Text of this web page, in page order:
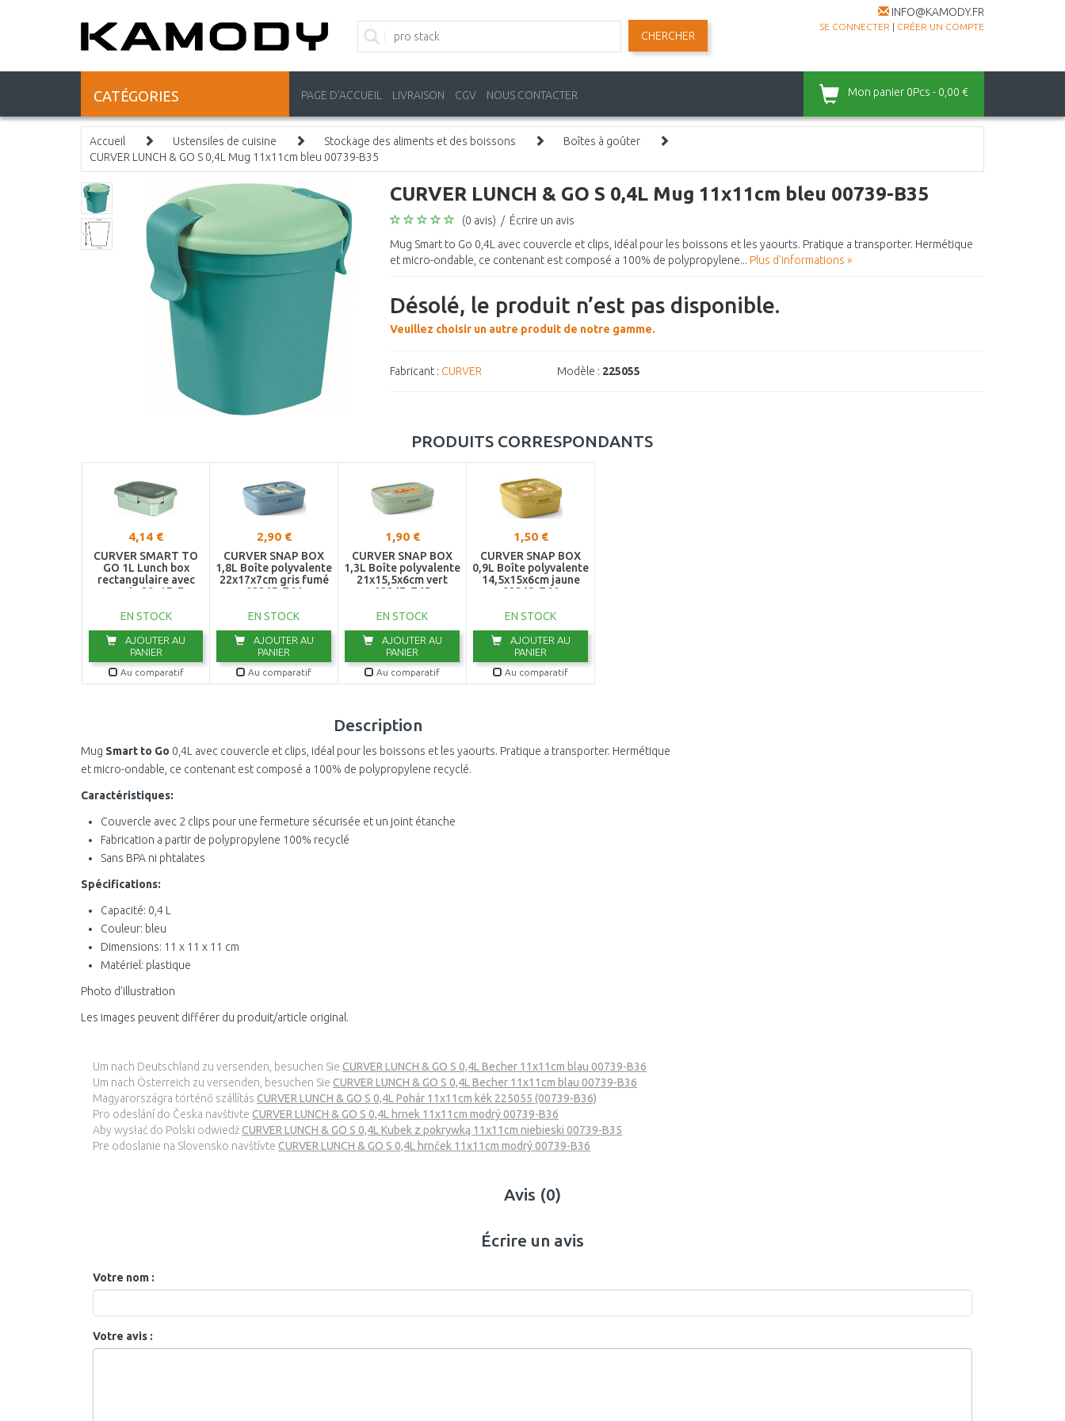
INFO@KAMODY.FR
SE CONNECTER | CRÉER UN COMPTE
CHERCHER
CATÉGORIES PAGE D'ACCUEIL LIVRAISON CGV NOUS CONTACTER Mon panier 0Pcs - 0,00 €
Accueil Ustensiles de cuisine Stockage des aliments et des boissons
Boîtes à goûter
CURVER LUNCH & GO S 0,4L Mug 11x11cm bleu 00739-B35
CURVER LUNCH & GO S 0,4L Mug 11x11cm bleu 00739-B35
(0 avis) / Écrire un avis
Mug Smart to Go 0,4L avec couvercle et clips, idéal pour les boissons et les yaourts. Pratique a transporter. Hermétique
et micro-ondable, ce contenant est composé a 100% de polypropylene... Plus d'informations »
Désolé, le produit n’est pas disponible.
Veuillez choisir un autre produit de notre gamme.
Fabricant : CURVER Modèle : 225055
PRODUITS CORRESPONDANTS
4,14 €
CURVER SMART TO
GO 1L Lunch box
rectangulaire avec
couverts 20x15x7cm
EN STOCK
AJOUTER AU
PANIER
Au comparatif
2,90 €
CURVER SNAP BOX
1,8L Boîte polyvalente
22x17x7cm gris fumé
02265-Z64
EN STOCK
AJOUTER AU
PANIER
Au comparatif
1,90 €
CURVER SNAP BOX
1,3L Boîte polyvalente
21x15,5x6cm vert
02267-Z65
EN STOCK
AJOUTER AU
PANIER
Au comparatif
1,50 €
CURVER SNAP BOX
0,9L Boîte polyvalente
14,5x15x6cm jaune
02268-Z66
EN STOCK
AJOUTER AU
PANIER
Au comparatif
Description
Mug Smart to Go 0,4L avec couvercle et clips, idéal pour les boissons et les yaourts. Pratique a transporter. Hermétique
et micro-ondable, ce contenant est composé a 100% de polypropylene recyclé.
Caractéristiques:
Couvercle avec 2 clips pour une fermeture sécurisée et un joint étanche
Fabrication a partir de polypropylene 100% recyclé
Sans BPA ni phtalates
Spécifications:
Capacité: 0,4 L
Couleur: bleu
Dimensions: 11 x 11 x 11 cm
Matériel: plastique
Photo d'illustration
Les images peuvent différer du produit/article original.
Um nach Deutschland zu versenden, besuchen Sie CURVER LUNCH & GO S 0,4L Becher 11x11cm blau 00739-B36
Um nach Österreich zu versenden, besuchen Sie CURVER LUNCH & GO S 0,4L Becher 11x11cm blau 00739-B36
Magyarországra történő szállítás CURVER LUNCH & GO S 0,4L Pohár 11x11cm kék 225055 (00739-B36)
Pro odeslání do Česka navštivte CURVER LUNCH & GO S 0,4L hrnek 11x11cm modrý 00739-B36
Aby wysłać do Polski odwiedźCURVER LUNCH & GO S 0,4L Kubek z pokrywką 11x11cm niebieski 00739-B35
Pre odoslanie na Slovensko navštívte CURVER LUNCH & GO S 0,4L hrnček 11x11cm modrý 00739-B36
Avis (0)
Écrire un avis
Votre nom :
Votre avis :